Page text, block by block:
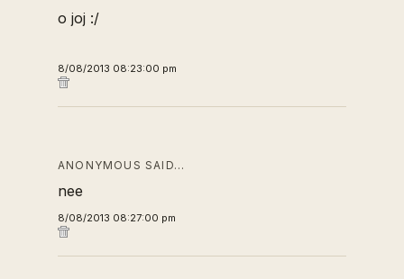
o joj :/
8/08/2013 08:23:00 pm
ANONYMOUS SAID…
nee
8/08/2013 08:27:00 pm